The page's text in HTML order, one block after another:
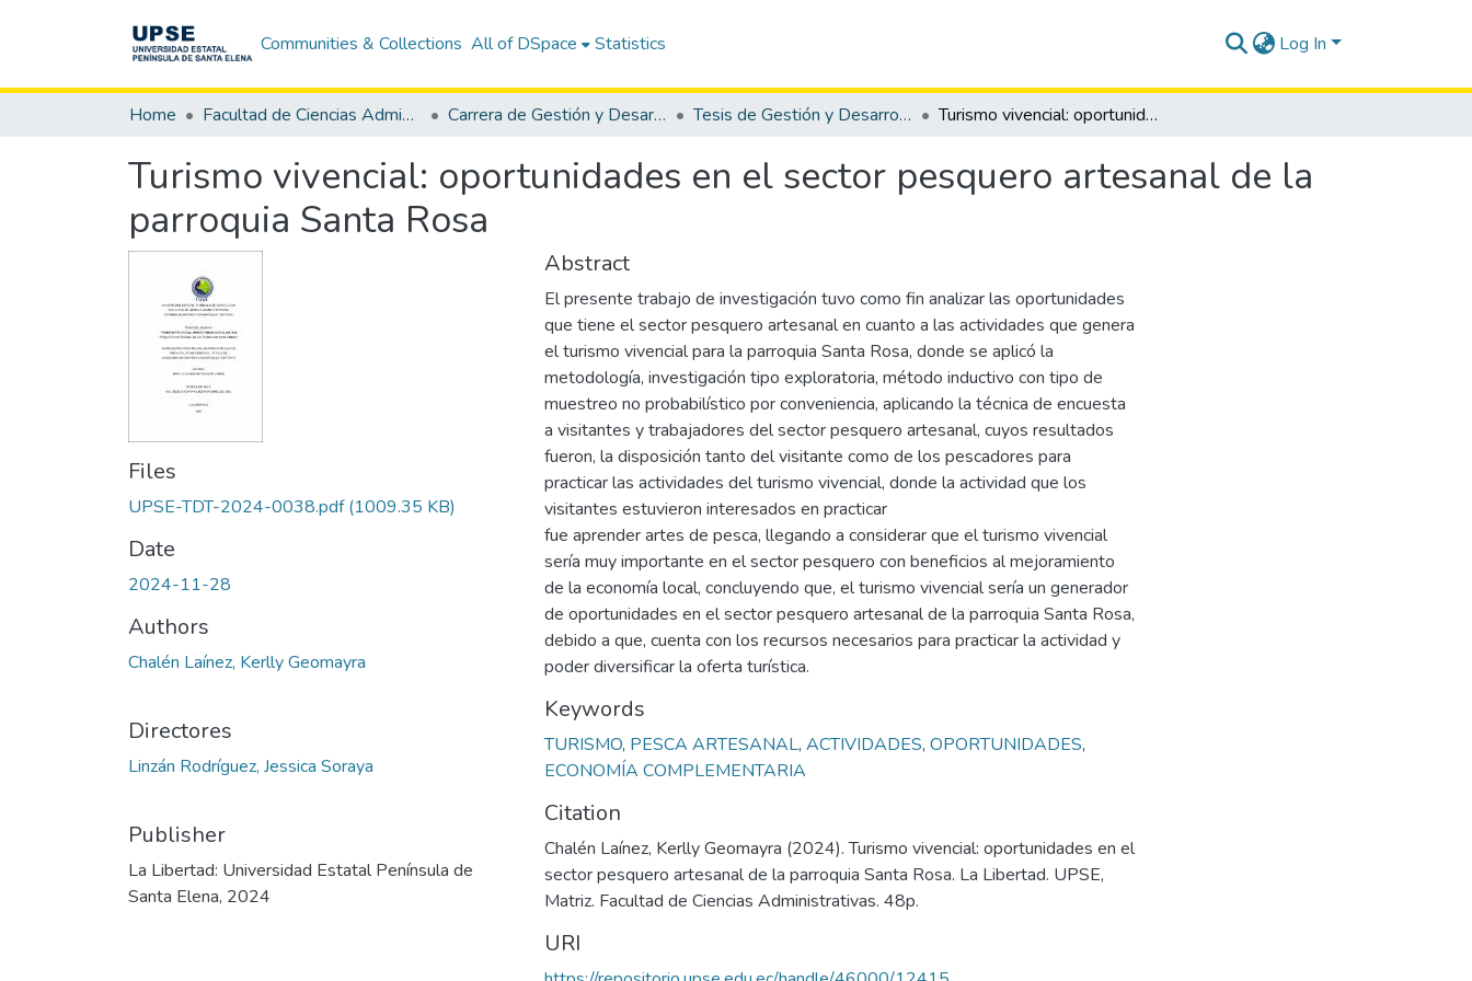
Communities & Collections All of DSpace Statistics Log In
Home Facultad de Ciencias Administrativas Carrera de Gestión y Desarrollo Turístico Tesis de Gestión y Desarrollo Turístico Turismo vivencial: oportunidades en el sector pesquero artesanal de la parroquia Santa Rosa
Turismo vivencial: oportunidades en el sector pesquero artesanal de la
parroquia Santa Rosa
Files
UPSE-TDT-2024-0038.pdf(1009.35 KB)
Date
2024-11-28
Authors
Chalén Laínez, Kerlly Geomayra
Directores
Linzán Rodríguez, Jessica Soraya
Publisher
La Libertad: Universidad Estatal Península de
Santa Elena, 2024
Abstract
El presente trabajo de investigación tuvo como fin analizar las oportunidades
que tiene el sector pesquero artesanal en cuanto a las actividades que genera
el turismo vivencial para la parroquia Santa Rosa, donde se aplicó la
metodología, investigación tipo exploratoria, método inductivo con tipo de
muestreo no probabilístico por conveniencia, aplicando la técnica de encuesta
a visitantes y trabajadores del sector pesquero artesanal, cuyos resultados
fueron, la disposición tanto del visitante como de los pescadores para
practicar las actividades del turismo vivencial, donde la actividad que los
visitantes estuvieron interesados en practicar
fue aprender artes de pesca, llegando a considerar que el turismo vivencial
sería muy importante en el sector pesquero con beneficios al mejoramiento
de la economía local, concluyendo que, el turismo vivencial sería un generador
de oportunidades en el sector pesquero artesanal de la parroquia Santa Rosa,
debido a que, cuenta con los recursos necesarios para practicar la actividad y
poder diversificar la oferta turística.
Keywords
TURISMO, PESCA ARTESANAL, ACTIVIDADES, OPORTUNIDADES,
ECONOMÍA COMPLEMENTARIA
Citation
Chalén Laínez, Kerlly Geomayra (2024). Turismo vivencial: oportunidades en el
sector pesquero artesanal de la parroquia Santa Rosa. La Libertad. UPSE,
Matriz. Facultad de Ciencias Administrativas. 48p.
URI